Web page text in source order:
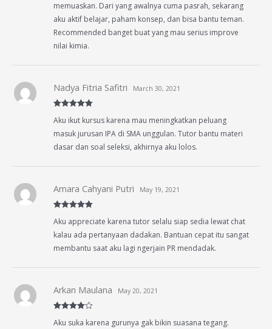
memuaskan. Dari yang awalnya cuma pasrah, sekarang
aku aktif belajar, paham konsep, dan bisa bantu teman.
Recommended banget buat yang mau serius improve
nilai kimia.
of 5
Nadya Fitria Safitri March 30, 2021
Aku ikut kursus karena mau meningkatkan peluang
masuk jurusan IPA di SMA unggulan. Tutor bantu materi
dasar dan soal seleksi, akhirnya aku lolos.
of 5
Amara Cahyani Putri May 19, 2021
Aku appreciate karena tutor selalu siap sedia lewat chat
kalau ada pertanyaan dadakan. Bantuan cepat itu sangat
membantu saat aku lagi ngerjain PR mendadak.
out of 5
Arkan Maulana May 20, 2021
Aku suka karena gurunya gak bikin suasana tegang.